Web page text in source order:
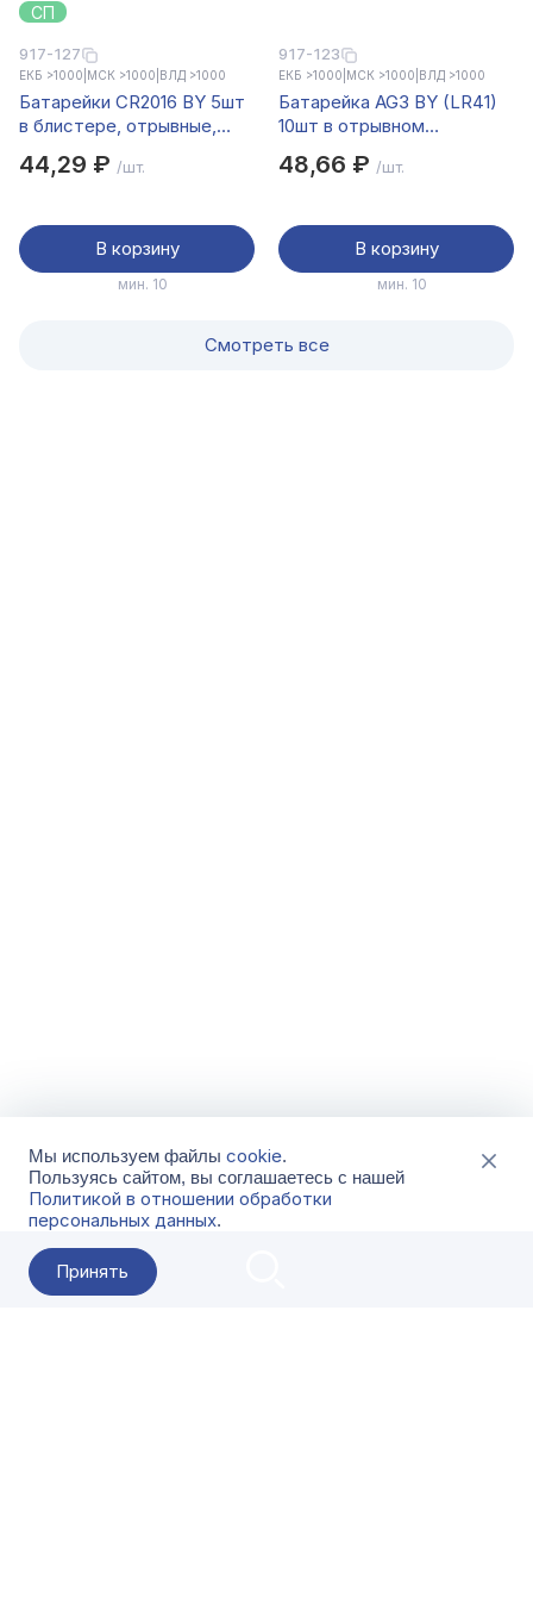
СП
917-127
ЕКБ >1000 МСК >1000 ВЛД >1000
Батарейки CR2016 BY 5шт
в блистере, отрывные,
44,29 ₽ /шт.
В корзину
мин. 10
917-123
ЕКБ >1000 МСК >1000 ВЛД >1000
Батарейка AG3 BY (LR41)
10шт в отрывном
48,66 ₽ /шт.
В корзину
мин. 10
Смотреть все
Мы используем файлы cookie.
Пользуясь сайтом, вы соглашаетесь с нашей
Политикой в отношении обработки
персональных данных.
Принять